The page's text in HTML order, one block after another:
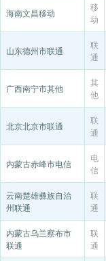
海南文昌移动
移
动
山东德州市联通
联
通
广西南宁市其他
其
他
北京北京市联通
联
通
内蒙古赤峰市电信
电
信
云南楚雄彝族自治
州联通
联
通
内蒙古乌兰察布市
联通
联
通